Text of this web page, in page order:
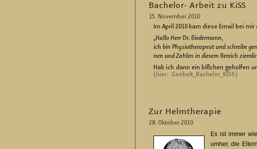
Ba­che­lor- Ar­beit zu KiSS
15. No­vem­ber 2010
Im April 2010 kam diese Email bei mir
„Hallo Herr Dr. Bie­der­mann,
ich bin Phy­sio­the­ra­peut und schrei­be
nen und Zah­len in die­sem Be­reich
Hab ich dann ein biß­chen ge­hol­fen
(hier: Goe­bel­t_Ba­che­lor_KISS)
Zur Helm­the­ra­pie
28. Ok­to­ber 2010
Es ist immer
umher, die